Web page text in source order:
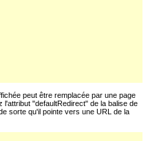
peut être remplacée par une page
"defaultRedirect" de la balise de
sorte qu'il pointe vers une URL de la